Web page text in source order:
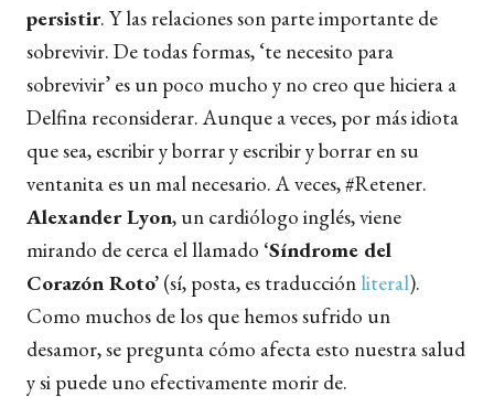
persistir. Y las relaciones son parte importante de
sobrevivir. De todas formas, ‘te necesito para
sobrevivir’ es un poco mucho y no creo que hiciera a
Delfina reconsiderar. Aunque a veces, por más idiota
que sea, escribir y borrar y escribir y borrar en su
ventanita es un mal necesario. A veces, #Retener.
Alexander Lyon, un cardiólogo inglés, viene
mirando de cerca el llamado ‘Síndrome del
Corazón Roto’ (sí, posta, es traducción literal).
Como muchos de los que hemos sufrido un
desamor, se pregunta cómo afecta esto nuestra salud
y si puede uno efectivamente morir de.